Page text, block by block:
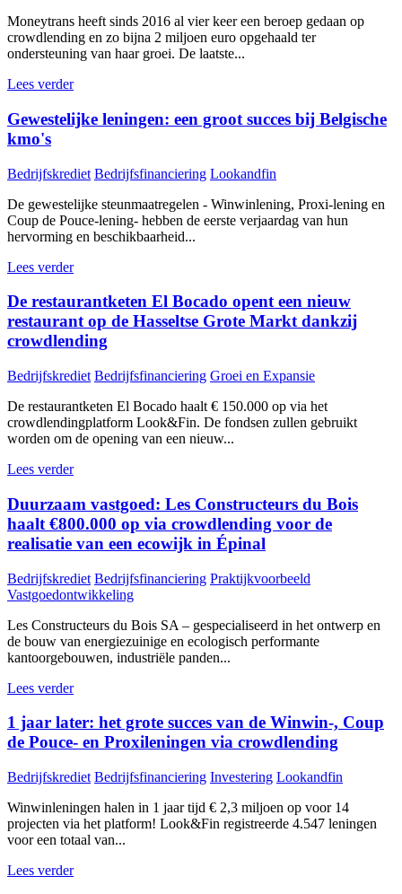
Moneytrans heeft sinds 2016 al vier keer een beroep gedaan op
crowdlending en zo bijna 2 miljoen euro opgehaald ter
ondersteuning van haar groei. De laatste...
Lees verder
Gewestelijke leningen: een groot succes bij Belgische
kmo's
Bedrijfskrediet Bedrijfsfinanciering Lookandfin
De gewestelijke steunmaatregelen - Winwinlening, Proxi-lening en
Coup de Pouce-lening- hebben de eerste verjaardag van hun
hervorming en beschikbaarheid...
Lees verder
De restaurantketen El Bocado opent een nieuw
restaurant op de Hasseltse Grote Markt dankzij
crowdlending
Bedrijfskrediet Bedrijfsfinanciering Groei en Expansie
De restaurantketen El Bocado haalt € 150.000 op via het
crowdlendingplatform Look&Fin. De fondsen zullen gebruikt
worden om de opening van een nieuw...
Lees verder
Duurzaam vastgoed: Les Constructeurs du Bois
haalt €800.000 op via crowdlending voor de
realisatie van een ecowijk in Épinal
Bedrijfskrediet Bedrijfsfinanciering Praktijkvoorbeeld
Vastgoedontwikkeling
Les Constructeurs du Bois SA – gespecialiseerd in het ontwerp en
de bouw van energiezuinige en ecologisch performante
kantoorgebouwen, industriële panden...
Lees verder
1 jaar later: het grote succes van de Winwin-, Coup
de Pouce- en Proxileningen via crowdlending
Bedrijfskrediet Bedrijfsfinanciering Investering Lookandfin
Winwinleningen halen in 1 jaar tijd € 2,3 miljoen op voor 14
projecten via het platform! Look&Fin registreerde 4.547 leningen
voor een totaal van...
Lees verder